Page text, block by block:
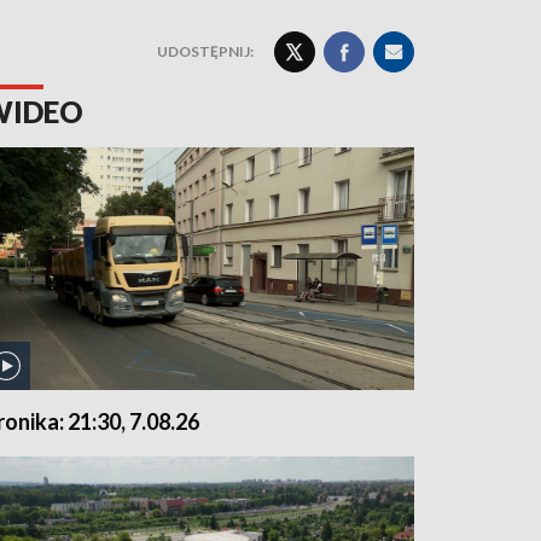
UDOSTĘPNIJ:
21:30, 7.08.26